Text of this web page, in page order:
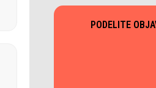
PODELITE